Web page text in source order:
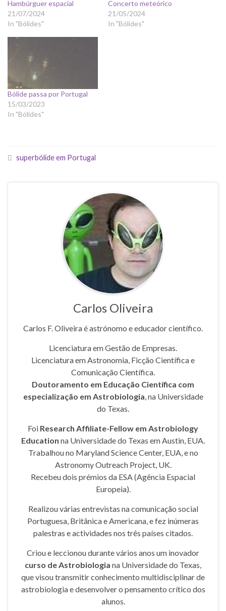
Hambúrguer espacial
21/07/2024
In "Bólides"
Concerto meteórico
21/05/2024
In "Bólides"
Bólide passa por Portugal
15/03/2023
In "Bólides"
superbólide em Portugal
Carlos Oliveira
Carlos F. Oliveira é astrónomo e educador científico.
Licenciatura em Gestão de Empresas.
Licenciatura em Astronomia, Ficção Científica e
Comunicação Científica.
Doutoramento em Educação Científica com
especialização em Astrobiologia , na Universidade
do Texas.
Foi Research Affiliate-Fellow em Astrobiology
Education na Universidade do Texas em Austin, EUA.
Trabalhou no Maryland Science Center, EUA, e no
Astronomy Outreach Project, UK.
Recebeu dois prémios da ESA (Agência Espacial
Europeia).
Realizou várias entrevistas na comunicação social
Portuguesa, Britânica e Americana, e fez inúmeras
palestras e actividades nos três países citados.
Criou e leccionou durante vários anos um inovador
curso de Astrobiologia na Universidade do Texas,
que visou transmitir conhecimento multidisciplinar de
astrobiologia e desenvolver o pensamento crítico dos
alunos.